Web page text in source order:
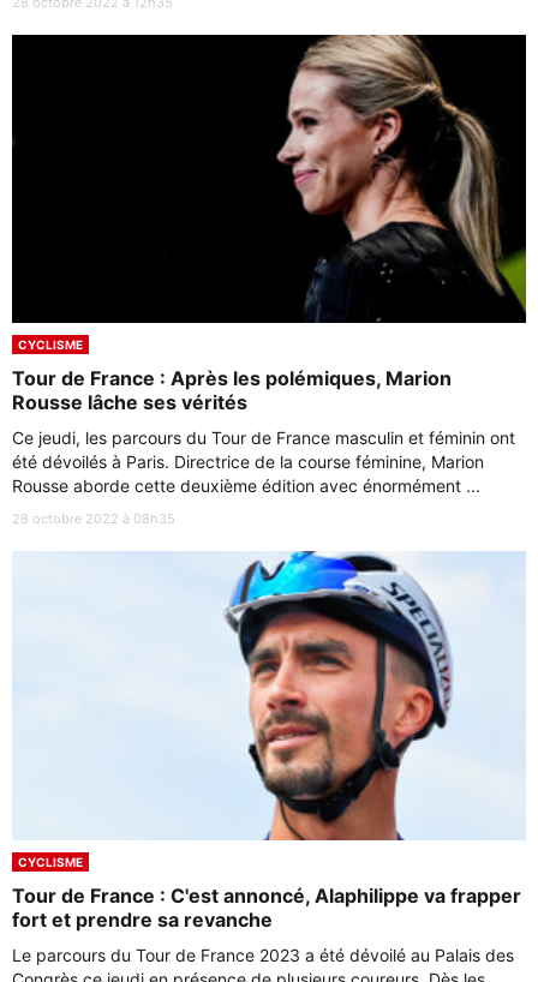
CYCLISME
Tour de France : Après les polémiques, Marion
Rousse lâche ses vérités
Ce jeudi, les parcours du Tour de France masculin et féminin ont
été dévoilés à Paris. Directrice de la course féminine, Marion
Rousse aborde cette deuxième édition avec énormément ...
28 octobre 2022 à 08h35
CYCLISME
Tour de France : C'est annoncé, Alaphilippe va frapper
fort et prendre sa revanche
Le parcours du Tour de France 2023 a été dévoilé au Palais des